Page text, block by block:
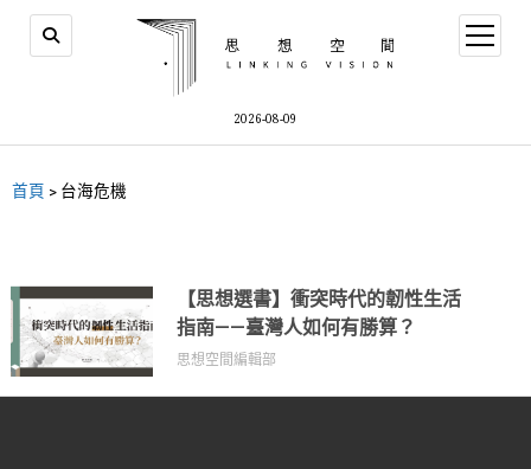
2026-08-09
首頁 > 台海危機
【思想選書】衝突時代的韌性生活
指南——臺灣人如何有勝算？
思想空間編輯部